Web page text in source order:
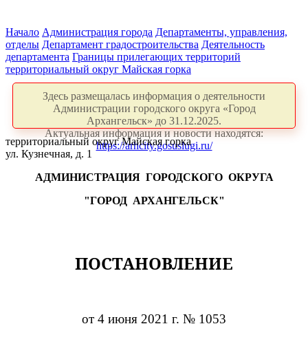
Начало Администрация города Департаменты, управления,
отделы Департамент градостроительства Деятельность
департамента Границы прилегающих территорий
территориальный округ Майская горка
Здесь размещалась информация о деятельности
Администрации городского округа «Город
Архангельск» до 31.12.2025.
Актуальная информация и новости находятся:
https://arhcity.gosuslugi.ru/
территориальный округ Майская горка
ул. Кузнечная, д. 1
АДМИНИСТРАЦИЯ ГОРОДСКОГО ОКРУГА
"ГОРОД АРХАНГЕЛЬСК"
ПОСТАНОВЛЕНИЕ
от 4 июня 2021 г. № 1053